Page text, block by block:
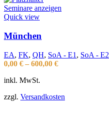
Seminare anzeigen
Quick view
München
EA, FK, QH, SoA - E1 , SoA - E2
0,00 € – 600,00 €
inkl. MwSt.
zzgl. Versandkosten